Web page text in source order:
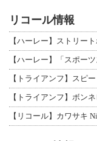
リコール情報
【ハーレー】ストリー
【トライアンフ】スピ
【リコール】カワサキ